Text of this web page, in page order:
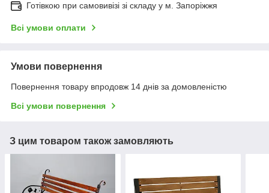
Готівкою при самовивізі зі складу у м. Запоріжжя
Всі умови оплати
Умови повернення
Повернення товару впродовж 14 днів за домовленістю
Всі умови повернення
З цим товаром також замовляють